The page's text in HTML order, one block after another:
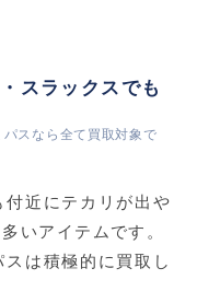
スラックスでも
スなら全て買取対象で
近にテカリが出や
いアイテムです。
は積極的に買取し